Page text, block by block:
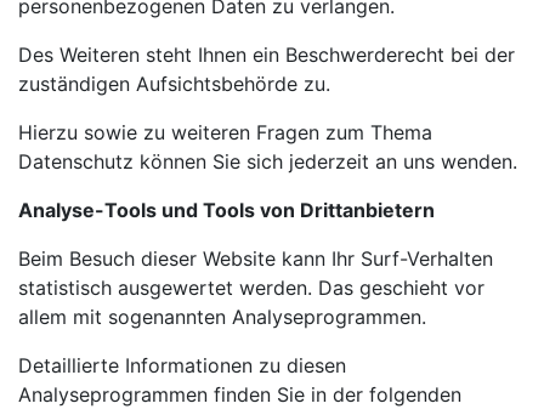
personenbezogenen Daten zu verlangen.
Des Weiteren steht Ihnen ein Beschwerderecht bei der
zuständigen Aufsichtsbehörde zu.
Hierzu sowie zu weiteren Fragen zum Thema
Datenschutz können Sie sich jederzeit an uns wenden.
Analyse-Tools und Tools von Drittanbietern
Beim Besuch dieser Website kann Ihr Surf-Verhalten
statistisch ausgewertet werden. Das geschieht vor
allem mit sogenannten Analyseprogrammen.
Detaillierte Informationen zu diesen
Analyseprogrammen finden Sie in der folgenden